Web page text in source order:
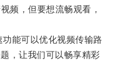
，但要想流畅观看，
能可以优化视频传输路
，让我们可以畅享精彩